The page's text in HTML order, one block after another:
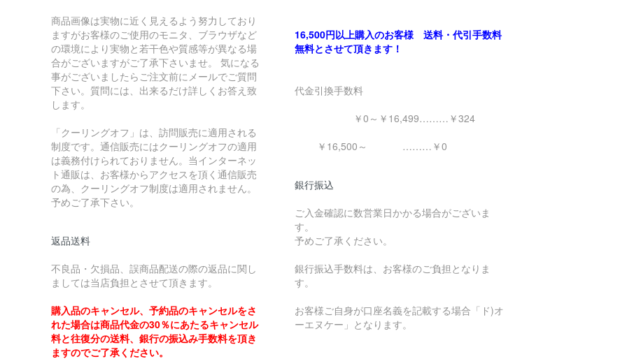
商品画像は実物に近く見えるよう努力しており
ますがお客様のご使用のモニタ、ブラウザなど
の環境により実物と若干色や質感等が異なる場
合がございますがご了承下さいませ。 気になる
事がございましたらご注文前にメールでご質問
下さい。質問には、出来るだけ詳しくお答え致
します。
「クーリングオフ」は、訪問販売に適用される
制度です。通信販売にはクーリングオフの適用
は義務付けられておりません。当インターネッ
ト通販は、お客様からアクセスを頂く通信販売
の為、クーリングオフ制度は適用されません。
予めご了承下さい。
返品送料
不良品・欠損品、誤商品配送の際の返品に関し
ましては当店負担とさせて頂きます。
購入品のキャンセル、予約品のキャンセルをさ
れた場合は商品代金の30％にあたるキャンセル
料と往復分の送料、銀行の振込み手数料を頂き
ますのでご了承ください。
16,500円以上購入のお客様 送料・代引手数料
無料とさせて頂きます！
代金引換手数料
￥0～￥16,499………￥324
￥16,500～ ………￥0
銀行振込
ご入金確認に数営業日かかる場合がございま
す。
予めご了承ください。
銀行振込手数料は、お客様のご負担となりま
す。
お客様ご自身が口座名義を記載する場合「ド)オ
ーエヌケー」となります。